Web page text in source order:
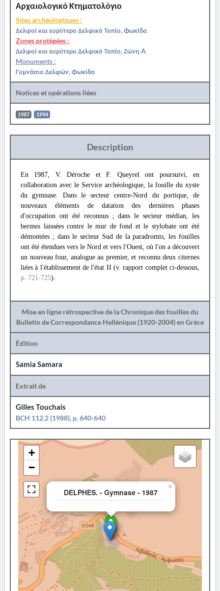
Αρχαιολογικό Κτηματολόγιο
Sites archéologiques :
Δελφοί και ευρύτερο Δελφικό Τοπίο, Φωκίδα
Zones protégées :
Δελφοί και ευρύτερο Δελφικό Τοπίο, Ζώνη A
Monuments :
Γυμνάσιο Δελφών, Φωκίδα
Notices et opérations liées
1987 1994
Description
En 1987, V. Déroche et F. Queyrel ont poursuivi, en
collaboration avec le Service archéologique, la fouille du xyste
du gymnase. Dans le secteur centre-Nord du portique, de
nouveaux éléments de datation des dernières phases
d'occupation ont été reconnus ; dans le secteur médian, les
bermes laissées contre le mur de fond et le stylobate ont été
démontées ; dans le secteur Sud de la paradromis, les fouilles
ont été étendues vers le Nord et vers l'Ouest, où l'on a découvert
un nouveau four, analogue au premier, et reconnu deux citernes
liées à l'établissement de l'état II (v. rapport complet ci-dessous,
p. 721-725).
Mise en ligne rétrospective de la Chronique des fouilles du
Bulletin de Correspondance Hellénique (1920-2004) en Grèce
Édition
Samia Samara
Extrait de
Gilles Touchais
BCH 112.2 (1988), p. 640-640
DELPHES. - Gymnase - 1987
×
+
−